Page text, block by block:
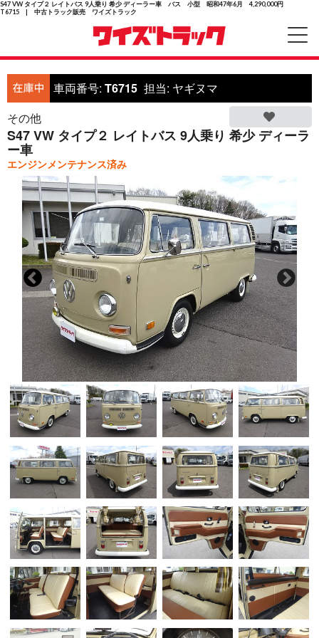
S47 VW タイプ２ レイトバス 9人乗り 希少 ディーラー車 バス 小型 昭和47年6月 4,290,000円
T6715 | 中古トラック販売 ワイズトラック
車両番号: T6715 担当: ヤギヌマ
その他
S47 VW タイプ２ レイトバス 9人乗り 希少 ディーラ
ー車
エンジンメンテナンス済み